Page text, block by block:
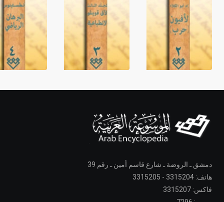
دمشق ـ الروضة ـ شارع قاسم أمين ـ رقم 39
هاتف: 3315204 - 3315205
فاكس: 3315207